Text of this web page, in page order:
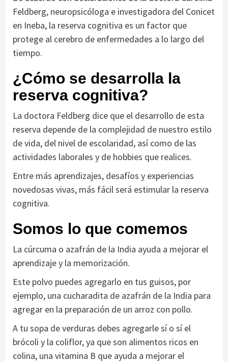
Feldberg, neuropsicóloga e investigadora del Conicet
en Ineba, la reserva cognitiva es un factor que
protege al cerebro de enfermedades a lo largo del
tiempo.
¿Cómo se desarrolla la
reserva cognitiva?
La doctora Feldberg dice que el desarrollo de esta
reserva depende de la complejidad de nuestro estilo
de vida, del nivel de escolaridad, así como de las
actividades laborales y de hobbies que realices.
Entre más aprendizajes, desafíos y experiencias
novedosas vivas, más fácil será estimular la reserva
cognitiva.
Somos lo que comemos
La cúrcuma o azafrán de la India ayuda a mejorar el
aprendizaje y la memorización.
Este polvo puedes agregarlo en tus guisos, por
ejemplo, una cucharadita de azafrán de la India para
agregar en la preparación de un arroz con pollo.
A tu sopa de verduras debes agregarle sí o sí el
brócoli y la coliflor, ya que son alimentos ricos en
colina, una vitamina B que ayuda a mejorar el